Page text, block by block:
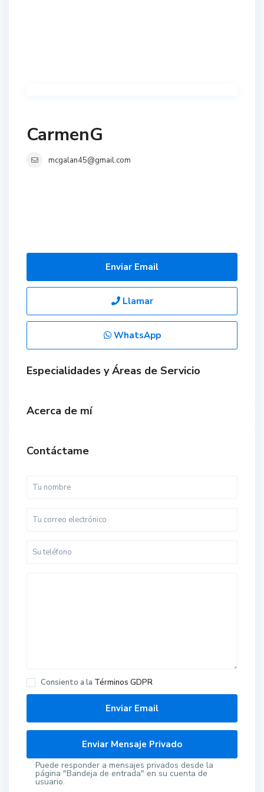
CarmenG
mcgalan45@gmail.com
Enviar Email
Llamar
WhatsApp
Especialidades y Áreas de Servicio
Acerca de mí
Contáctame
Consiento a la Términos GDPR
Puede responder a mensajes privados desde la
página "Bandeja de entrada" en su cuenta de
usuario.